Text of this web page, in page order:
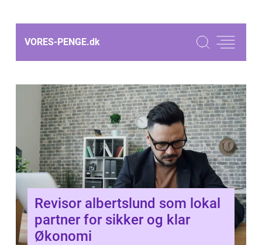
VORES-PENGE.dk
Revisor albertslund som lokal
partner for sikker og klar
Økonomi